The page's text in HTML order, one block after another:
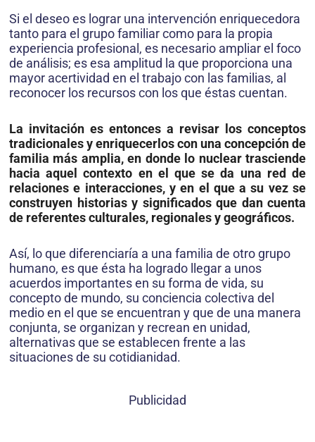
Si el deseo es lograr una intervención enriquecedora
tanto para el grupo familiar como para la propia
experiencia profesional, es necesario ampliar el foco
de análisis; es esa amplitud la que proporciona una
mayor acertividad en el trabajo con las familias, al
reconocer los recursos con los que éstas cuentan.
La invitación es entonces a revisar los conceptos
tradicionales y enriquecerlos con una concepción de
familia más amplia, en donde lo nuclear trasciende
hacia aquel contexto en el que se da una red de
relaciones e interacciones, y en el que a su vez se
construyen historias y significados que dan cuenta
de referentes culturales, regionales y geográficos.
Así, lo que diferenciaría a una familia de otro grupo
humano, es que ésta ha logrado llegar a unos
acuerdos importantes en su forma de vida, su
concepto de mundo, su conciencia colectiva del
medio en el que se encuentran y que de una manera
conjunta, se organizan y recrean en unidad,
alternativas que se establecen frente a las
situaciones de su cotidianidad.
Publicidad